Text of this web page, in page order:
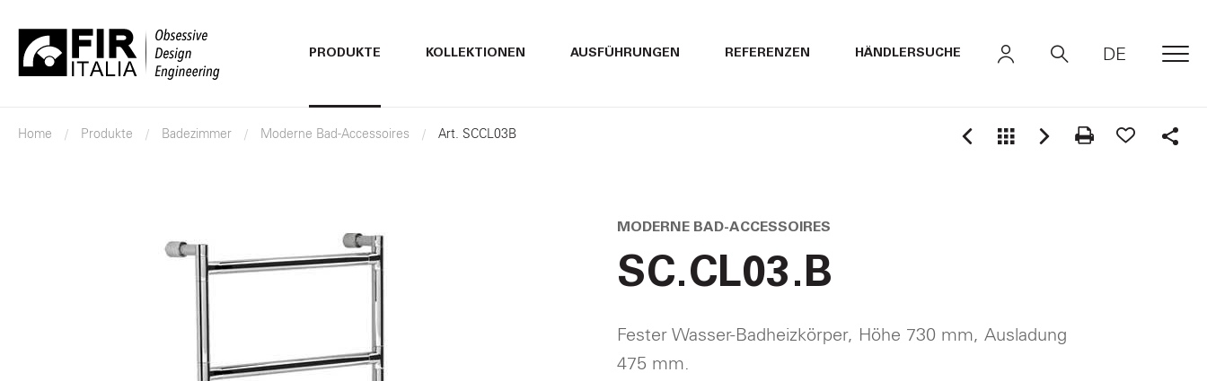
PRODUKTE KOLLEKTIONEN AUSFÜHRUNGEN REFERENZEN HÄNDLERSUCHE DE
Home Produkte Badezimmer Moderne Bad-Accessoires Art. SCCL03B
Share
MODERNE BAD-ACCESSOIRES
SC.CL03.B
Fester Wasser-Badheizkörper, Höhe 730 mm, Ausladung
475 mm.
ITALIANO
ITALIANO